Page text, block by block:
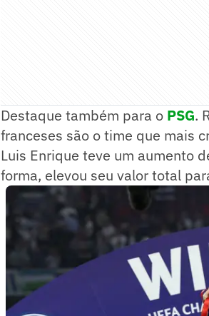
Destaque também para o PSG.
franceses são o time que mais
Luis Enrique teve um aumento
forma, elevou seu valor total